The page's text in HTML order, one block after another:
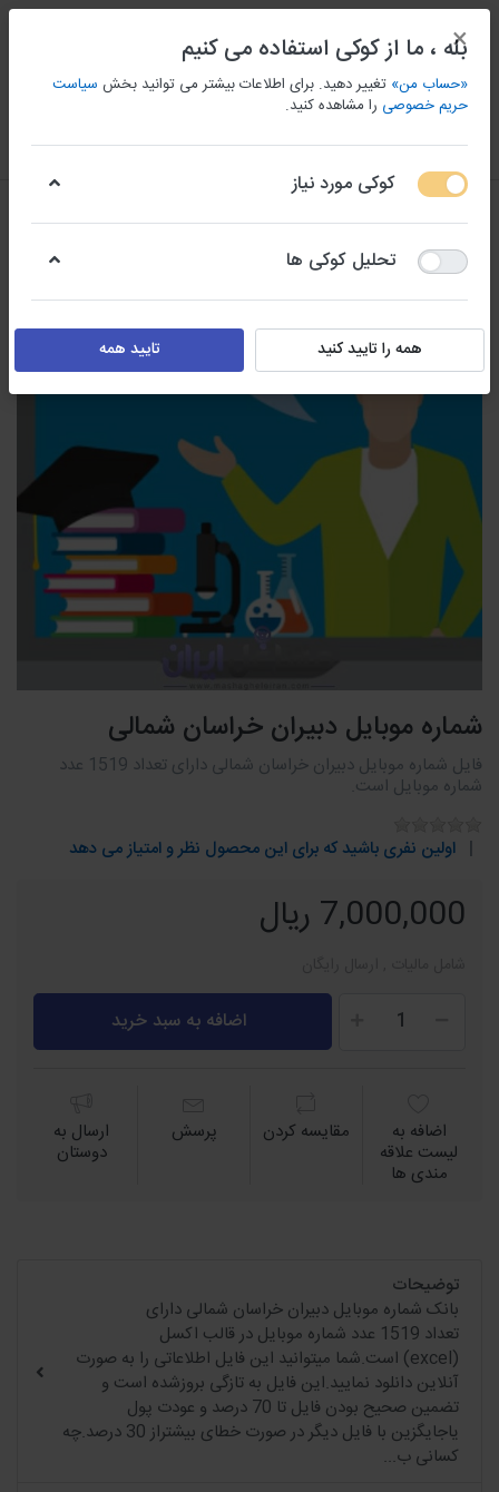
منو ورود/ثبت نام مقايسه كردن علاقه مندی سبد
شماره موبایل دبیران خراسان شمالی
فایل شماره موبایل دبیران خراسان شمالی دارای تعداد 1519 عدد
شماره موبایل است.
اولین نفری باشید که برای این محصول نظر و امتیاز می دهد
7,000,000 ریال
اضافه به سبد خرید
اضافه به
لیست علاقه
مندی ها
مقايسه كردن پرسش ارسال به
دوستان
توضیحات
بانک شماره موبایل دبیران خراسان شمالی دارای
تعداد 1519 عدد شماره موبایل در قالب اکسل
(excel) است.شما میتوانید این فایل اطلاعاتی را به صورت
آنلاین دانلود نمایید.این فایل به تازگی بروزشده است و
تضمین صحیح بودن فایل تا 70 درصد و عودت پول
یاجایگزین با فایل دیگر در صورت خطای بیشتراز 30 درصد.چه
کسانی ب...
×
بله ، ما از کوکی استفاده می کنیم
«حساب من» تغییر دهید. برای اطلاعات بیشتر می توانید بخش سیاست
حریم خصوصی را مشاهده کنید.
کوکی مورد نیاز
تحلیل کوکی ها
همه را تایید کنید تایید همه